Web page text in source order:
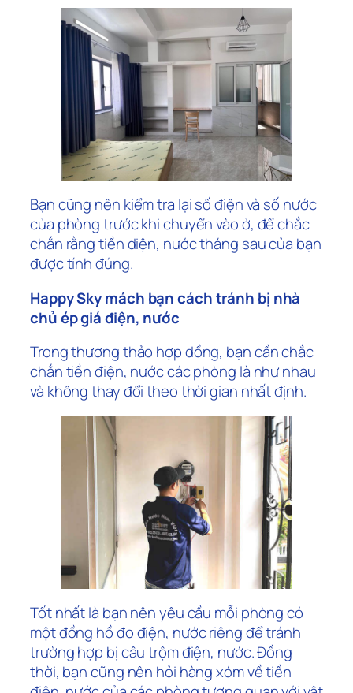
Bạn cũng nên kiểm tra lại số điện và số nước
của phòng trước khi chuyển vào ở, để chắc
chắn rằng tiền điện, nước tháng sau của bạn
được tính đúng.
Happy Sky mách bạn cách tránh bị nhà
chủ ép giá điện, nước
Trong thương thảo hợp đồng, bạn cần chắc
chắn tiền điện, nước các phòng là như nhau
và không thay đổi theo thời gian nhất định.
Tốt nhất là bạn nên yêu cầu mỗi phòng có
một đồng hồ đo điện, nước riêng để tránh
trường hợp bị câu trộm điện, nước. Đồng
thời, bạn cũng nên hỏi hàng xóm về tiền